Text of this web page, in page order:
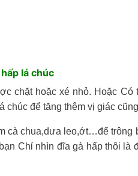
lá chúc
chặt hoặc xé nhỏ. Hoặc
chúc để tăng thêm vị giác
cà chua,dưa leo,ớt…để trông
Chỉ nhìn đĩa gà hấp thôi là